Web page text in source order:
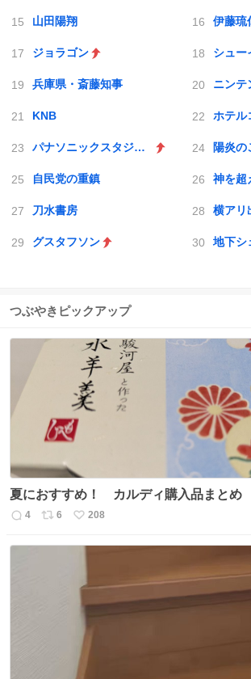
山田陽翔 伊藤琉
ジョラゴン シュー
兵庫県・斎藤知事 ニンテ
KNB ホテル
パナソニックスタジアム吹田 陽炎の
自民党の重鎮
刀水書房 横アリ
グスタフソン 地下シ
つぶやきピックアップ
夏におすすめ！ カルディ購入品まとめ
返
4
リ
6
い
208